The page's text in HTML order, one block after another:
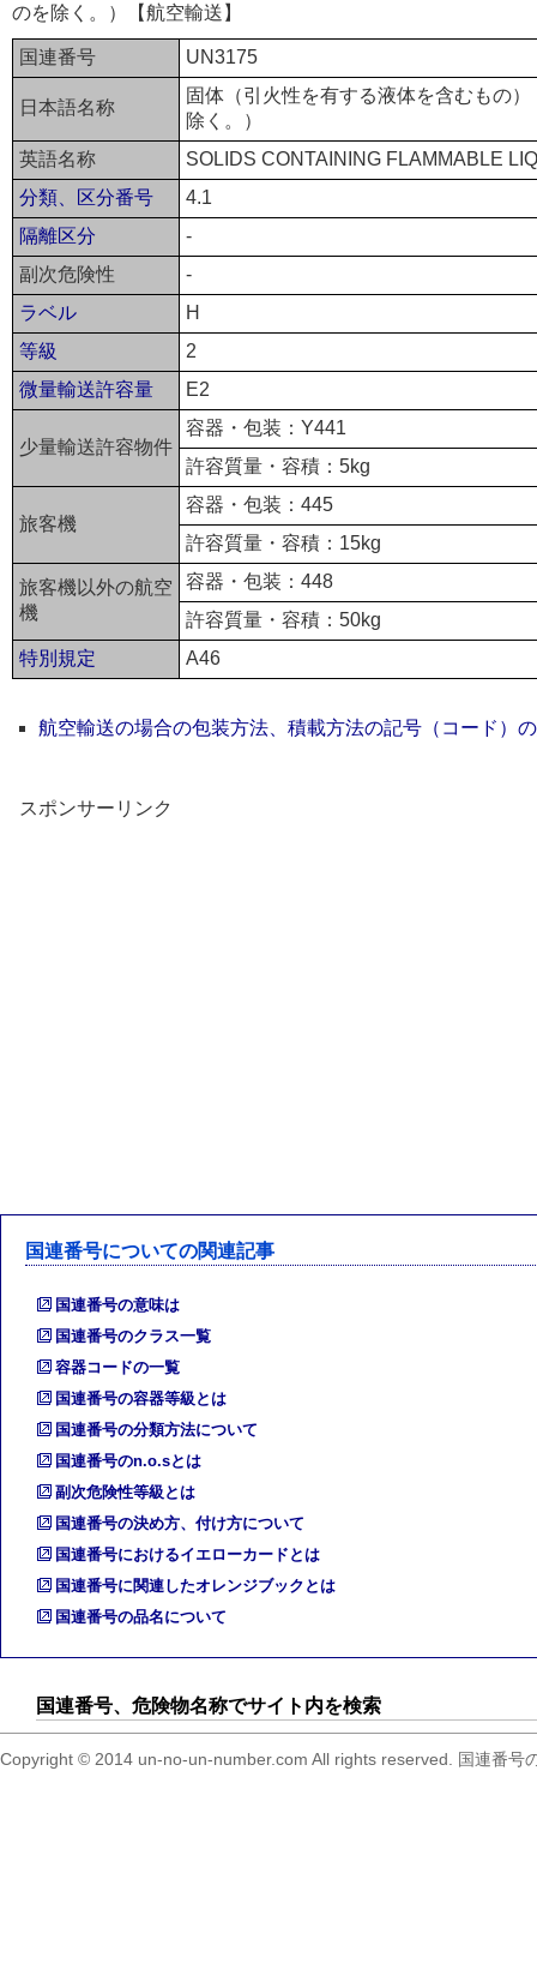
のを除く。）【航空輸送】
国連番号 UN3175
日本語名称
固体（引火性を有する液体を含むもの
除く。）
英語名称
SOLIDS CONTAINING FLAMMABLE
分類、区分番号
4.1
隔離区分
-
副次危険性
-
ラベル
H
等級
2
微量輸送許容量
E2
少量輸送許容物件
容器・包装：Y441
許容質量・容積：5kg
旅客機
容器・包装：445
許容質量・容積：15kg
旅客機以外の航空
機
容器・包装：448
許容質量・容積：50kg
特別規定
A46
航空輸送の場合の包装方法、積載方法の記号（コード）
スポンサーリンク
国連番号についての関連記事
国連番号の意味は
国連番号のクラス一覧
容器コードの一覧
国連番号の容器等級とは
国連番号の分類方法について
国連番号のn.o.sとは
副次危険性等級とは
国連番号の決め方、付け方について
国連番号におけるイエローカードとは
国連番号に関連したオレンジブックとは
国連番号の品名について
国連番号、危険物名称でサイト内を検索
Copyright © 2014 un-no-un-number.com All rights reserved. 国連番号